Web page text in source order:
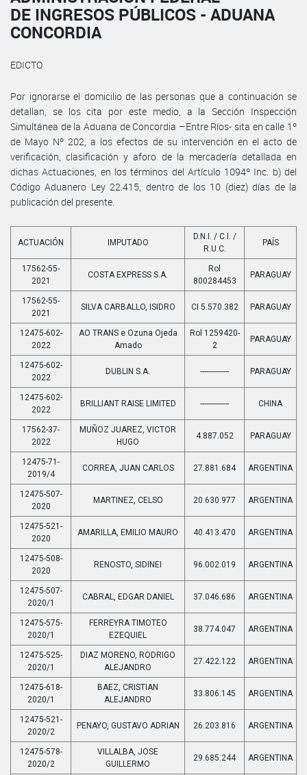
DE INGRESOS PÚBLICOS - ADUANA
CONCORDIA
EDICTO
Por ignorarse el domicilio de las personas que a continuación se
detallan, se los cita por este medio, a la Sección Inspección
Simultánea de la Aduana de Concordia –Entre Ríos- sita en calle 1º
de Mayo Nº 202, a los efectos de su intervención en el acto de
verificación, clasificación y aforo de la mercadería detallada en
dichas Actuaciones, en los términos del Artículo 1094º Inc. b) del
Código Aduanero Ley 22.415, dentro de los 10 (diez) días de la
publicación del presente.
ACTUACIÓN IMPUTADO
D.N.I. / C.I. /
R.U.C.
PAÍS
17562-55-
2021
COSTA EXPRESS S.A.
Rol
800284453
PARAGUAY
17562-55-
2021
SILVA CARBALLO, ISIDRO CI 5.570.382 PARAGUAY
12475-602-
2022
AO TRANS e Ozuna Ojeda
Amado
Rol 1259420-
2
PARAGUAY
12475-602-
2022
DUBLIN S.A. -------------- PARAGUAY
12475-602-
2022
BRILLIANT RAISE LIMITED -------------- CHINA
17562-37-
2022
MUÑOZ JUAREZ, VICTOR
HUGO
4.887.052 PARAGUAY
12475-71-
2019/4
CORREA, JUAN CARLOS 27.881.684 ARGENTINA
12475-507-
2020
MARTINEZ, CELSO 20.630.977 ARGENTINA
12475-521-
2020
AMARILLA, EMILIO MAURO 40.413.470 ARGENTINA
12475-508-
2020
RENOSTO, SIDINEI 96.002.019 ARGENTINA
12475-507-
2020/1
CABRAL, EDGAR DANIEL 37.046.686 ARGENTINA
12475-575-
2020/1
FERREYRA TIMOTEO
EZEQUIEL
38.774.047 ARGENTINA
12475-525-
2020/1
DIAZ MORENO, RODRIGO
ALEJANDRO
27.422.122 ARGENTINA
12475-618-
2020/1
BAEZ, CRISTIAN
ALEJANDRO
33.806.145 ARGENTINA
12475-521-
2020/2
PENAYO, GUSTAVO ADRIAN 26.203.816 ARGENTINA
12475-578-
2020/2
VILLALBA, JOSE
GUILLERMO
29.685.244 ARGENTINA